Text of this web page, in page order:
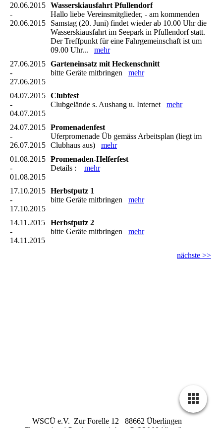
20.06.2015
-
20.06.2015
Wasserskiausfahrt Pfullendorf
Hallo liebe Vereinsmitglieder, - am kommenden
Samstag (20. Juni) findet wieder ab 10.00 Uhr die
Wasserskiausfahrt im Seepark in Pfullendorf statt.
Der Treffpunkt für eine Fahrgemeinschaft ist um
09.00 Uhr... mehr
27.06.2015
-
27.06.2015
Garteneinsatz mit Heckenschnitt
bitte Geräte mitbringen mehr
04.07.2015
-
04.07.2015
Clubfest
Clubgelände s. Aushang u. Internet mehr
24.07.2015
-
26.07.2015
Promenadenfest
Uferpromenade Üb gemäss Arbeitsplan (liegt im
Clubhaus aus) mehr
01.08.2015
-
01.08.2015
Promenaden-Helferfest
Details : mehr
17.10.2015
-
17.10.2015
Herbstputz 1
bitte Geräte mitbringen mehr
14.11.2015
-
14.11.2015
Herbstputz 2
bitte Geräte mitbringen mehr
nächste >>
WSCÜ e.V. Zur Forelle 12 88662 Überlingen
Firmensitz / Registergericht : D 88662 Überlingen